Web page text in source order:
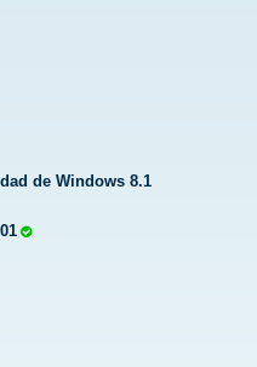
de Windows 8.1